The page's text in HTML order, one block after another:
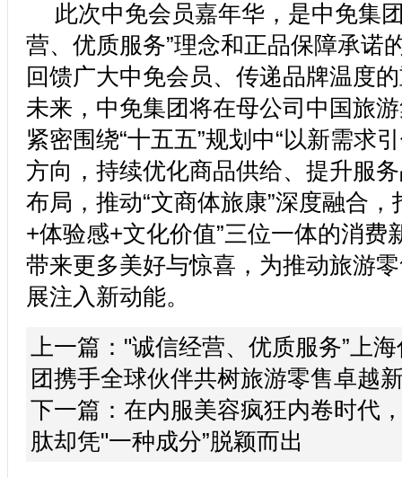
此次中免会员嘉年华，是中免集
营、优质服务”理念和正品保障承诺
回馈广大中免会员、传递品牌温度
未来，中免集团将在母公司中国旅
紧密围绕“十五五”规划中“以新需求
方向，持续优化商品供给、提升服
布局，推动“文商体旅康”深度融合，
+体验感+文化价值”三位一体的消费
带来更多美好与惊喜，为推动旅游
展注入新动能。
上一篇： "诚信经营、优质服务”上
团携手全球伙伴共树旅游零售卓越
下一篇： 在内服美容疯狂内卷时代
肽却凭"一种成分”脱颖而出